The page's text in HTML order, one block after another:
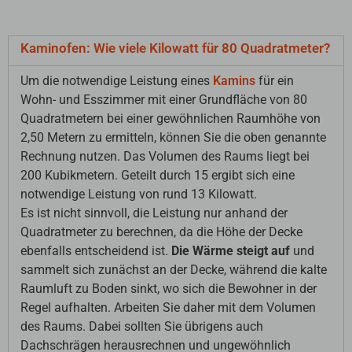
Kaminofen: Wie viele Kilowatt für 80 Quadratmeter?
Um die notwendige Leistung eines Kamins für ein
Wohn- und Esszimmer mit einer Grundfläche von 80
Quadratmetern bei einer gewöhnlichen Raumhöhe von
2,50 Metern zu ermitteln, können Sie die oben genannte
Rechnung nutzen. Das Volumen des Raums liegt bei
200 Kubikmetern. Geteilt durch 15 ergibt sich eine
notwendige Leistung von rund 13 Kilowatt.
Es ist nicht sinnvoll, die Leistung nur anhand der
Quadratmeter zu berechnen, da die Höhe der Decke
ebenfalls entscheidend ist. Die Wärme steigt auf und
sammelt sich zunächst an der Decke, während die kalte
Raumluft zu Boden sinkt, wo sich die Bewohner in der
Regel aufhalten. Arbeiten Sie daher mit dem Volumen
des Raums. Dabei sollten Sie übrigens auch
Dachschrägen herausrechnen und ungewöhnlich